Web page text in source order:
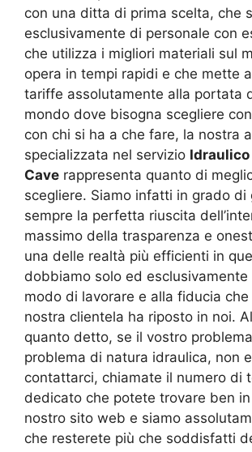
con una ditta di prima scelta, che
esclusivamente di personale con
che utilizza i migliori materiali sul
opera in tempi rapidi e che mette
tariffe assolutamente alla portata
mondo dove bisogna scegliere
con chi si ha a che fare, la nostra
specializzata nel servizio
Cave rappresenta quanto di
scegliere. Siamo infatti in grado di
sempre la perfetta riuscita
massimo della trasparenza e
una delle realtà più efficienti in
dobbiamo solo ed esclusivamente
modo di lavorare e alla fiducia
nostra clientela ha riposto in noi.
quanto detto, se il vostro
problema di natura idraulica, non
contattarci, chiamate il numero di
dedicato che potete trovare ben
nostro sito web e siamo
che resterete più che soddisfatti